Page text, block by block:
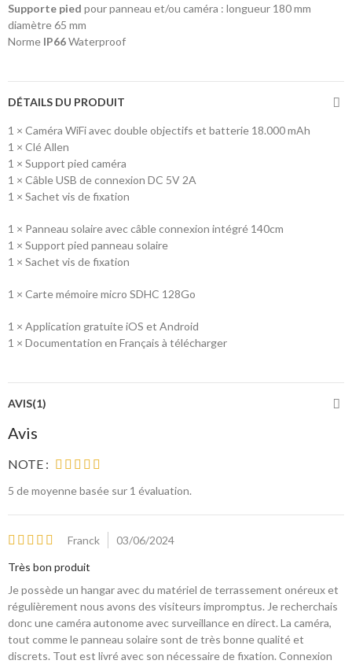
Supporte pied pour panneau et/ou caméra : longueur 180 mm
diamètre 65 mm
Norme IP66Waterproof
DÉTAILS DU PRODUIT
1 × Caméra WiFi avec double objectifs et batterie 18.000 mAh
1 × Clé Allen
1 × Support pied caméra
1 × Câble USB de connexion DC 5V 2A
1 × Sachet vis de fixation
1 × Panneau solaire avec câble connexion intégré 140cm
1 × Support pied panneau solaire
1 × Sachet vis de fixation
1 × Carte mémoire micro SDHC 128Go
1 × Application gratuite iOS et Android
1 × Documentation en Français à télécharger
AVIS(1)
Avis
NOTE :
5 de moyenne basée sur 1 évaluation.
Franck
03/06/2024
Très bon produit
Je possède un hangar avec du matériel de terrassement onéreux et
régulièrement nous avons des visiteurs impromptus. Je recherchais
donc une caméra autonome avec surveillance en direct. La caméra,
tout comme le panneau solaire sont de très bonne qualité et
discrets. Tout est livré avec son nécessaire de fixation. Connexion